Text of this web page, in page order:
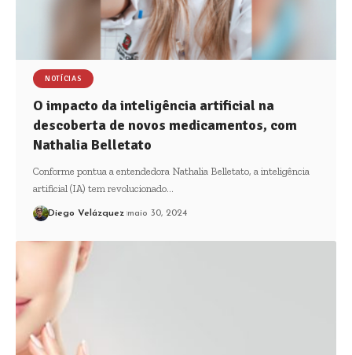
NOTÍCIAS
O impacto da inteligência artificial na
descoberta de novos medicamentos, com
Nathalia Belletato
Conforme pontua a entendedora Nathalia Belletato, a inteligência
artificial (IA) tem revolucionado…
Diego Velázquez maio 30, 2024